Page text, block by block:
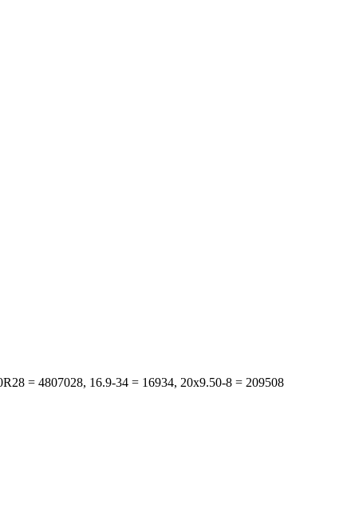
= 4807028, 16.9-34 = 16934, 20x9.50-8 = 209508